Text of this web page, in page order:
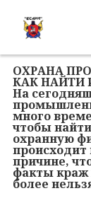
ОХРАНА
КАК НАЙТИ
На
много
чтобы
охранную
происходит
причине,
факты краж
более